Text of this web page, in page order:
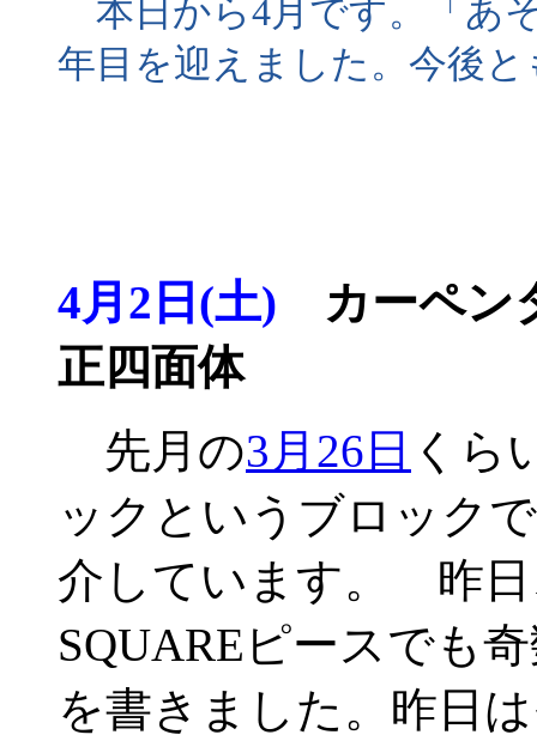
本日から4月です。「あ
年目を迎えました。今後
4月2日(土) カーペン
正四面体
先月の3月26日 くら
ックというブロック
介しています。 昨
SQUAREピースでも
を書きました。昨日